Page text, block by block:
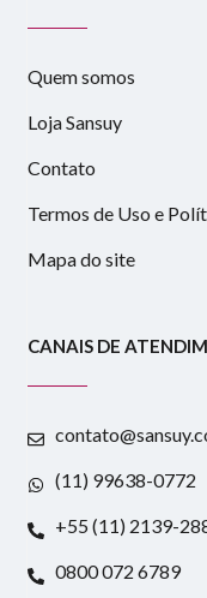
Quem somos
Loja Sansuy
Contato
Termos de Uso e
Mapa do site
CANAIS DE
(11) 99638-0772
+55 (11) 2139-
0800 072 6789